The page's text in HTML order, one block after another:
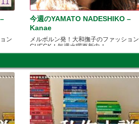
ン
今週のYAMATO NADESHIKO –
Kanae
メルボルン発！大和撫子のファッション
CHECK！毎週水曜更新中！